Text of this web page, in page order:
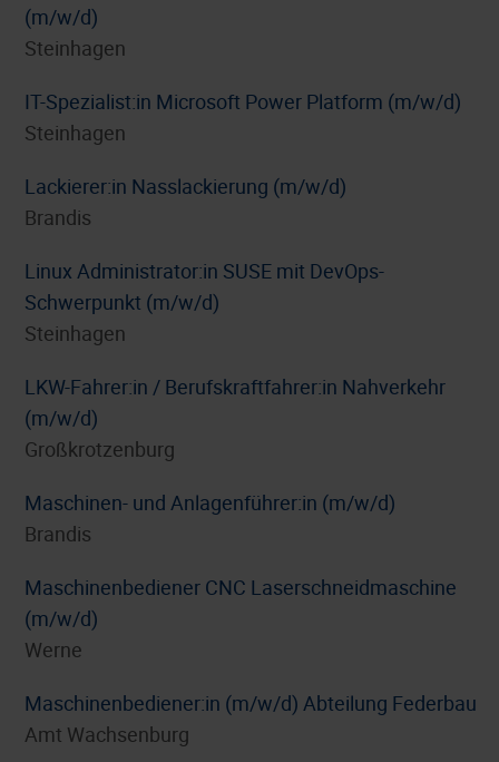
(m/w/d)
Steinhagen
IT-Spezialist:in Microsoft Power Platform (m/w/d)
Steinhagen
Lackierer:in Nasslackierung (m/w/d)
Brandis
Linux Administrator:in SUSE mit DevOps-
Schwerpunkt (m/w/d)
Steinhagen
LKW-Fahrer:in / Berufskraftfahrer:in Nahverkehr
(m/w/d)
Großkrotzenburg
Maschinen- und Anlagenführer:in (m/w/d)
Brandis
Maschinenbediener CNC Laserschneidmaschine
(m/w/d)
Werne
Maschinenbediener:in (m/w/d) Abteilung Federbau
Amt Wachsenburg